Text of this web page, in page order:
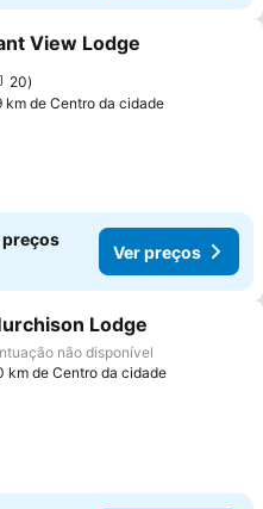
aos favoritos
View Lodge
20
km de Centro da cidade
preços
Ver preços
aos favoritos
Lodge
não disponível
km de Centro da cidade